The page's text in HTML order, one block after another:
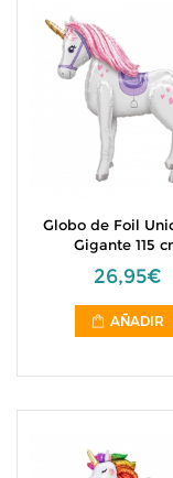
Globo de Foil
Gigante 115
26,95€
AÑADIR